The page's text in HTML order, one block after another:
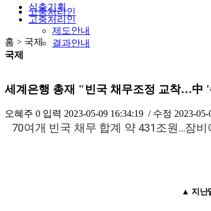
고충처리인
제도안내
결과안내
심층기획
고충처리인
홈 > 국제
국제
세계은행 총재 "빈국 채무조정 교착…中
오혜주 0 입력 2023-05-09 16:34:19 / 수정 2023-05-
70여개 빈국 채무 합계 약 431조원…잠비
▲ 지난